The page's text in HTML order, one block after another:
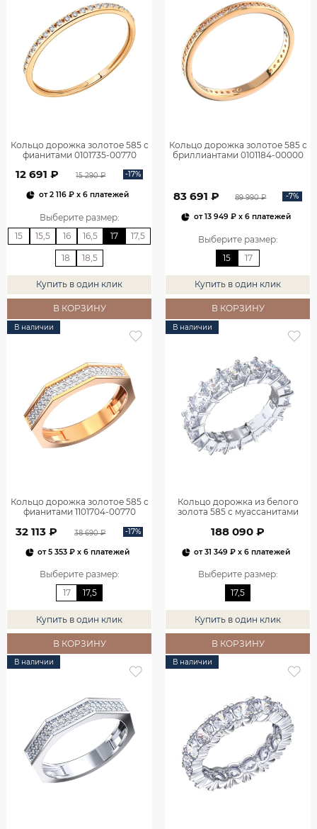
Кольцо дорожка золотое 585 с
фианитами 0101735-00770
12 691 ₽ 15 290 ₽ -17%
от2 116 ₽x 6 платежей
Выберите размер:
15
15,5 16 16,5 17 17,5
18 18,5
Купить в один клик
В КОРЗИНУ
Кольцо дорожка золотое 585 с
бриллиантами 0101184-00000
83 691 ₽ 89 990 ₽ -7%
от13 949 ₽x 6 платежей
Выберите размер:
15
17
Купить в один клик
В КОРЗИНУ
В наличии
Кольцо дорожка золотое 585 с
фианитами 1101704-00770
32 113 ₽ 38 690 ₽ -17%
от5 353 ₽ x 6 платежей
Выберите размер:
17
17,5
Купить в один клик
В КОРЗИНУ
В наличии
Кольцо дорожка из белого
золота 585 с муассанитами
188 090 ₽
от31 349 ₽ x 6 платежей
Выберите размер:
17,5
Купить в один клик
В КОРЗИНУ
В наличии В наличии